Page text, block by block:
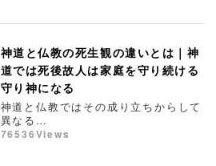
神道と仏教の死生観の違いとは｜神
道では死後故人は家庭を守り続ける
守り神になる
神道と仏教ではその成り立ちからして
異なる…
76536Views